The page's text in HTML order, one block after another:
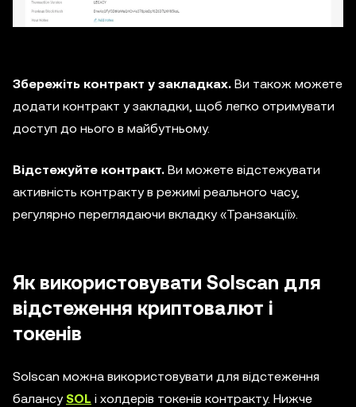
Збережіть контракт у закладках. Ви також можете
додати контракт у закладки, щоб легко отримувати
доступ до нього в майбутньому.
Відстежуйте контракт. Ви можете відстежувати
активність контракту в режимі реального часу,
регулярно переглядаючи вкладку «Транзакції».
Як використовувати Solscan для
відстеження криптовалют і
токенів
Solscan можна використовувати для відстеження
балансу SOL і холдерів токенів контракту. Нижче